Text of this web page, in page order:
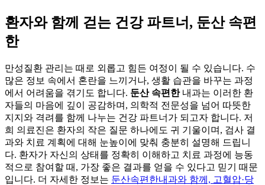
환자와 함께 걷는 건강 파트너, 둔산 속편
한
만성질환 관리는 때로 외롭고 힘든 여정이 될 수 있습니다. 수
많은 정보 속에서 혼란을 느끼거나, 생활 습관을 바꾸는 과정
에서 어려움을 겪기도 합니다. 둔산 속편한내과는 이러한 환
자들의 마음에 깊이 공감하며, 의학적 전문성을 넘어 따뜻한
지지와 격려를 함께 나누는 건강 파트너가 되고자 합니다. 저
희 의료진은 환자의 작은 질문 하나에도 귀 기울이며, 검사 결
과와 치료 계획에 대해 눈높이에 맞춰 충분히 설명해 드립니
다. 환자가 자신의 상태를 정확히 이해하고 치료 과정에 능동
적으로 참여할 때, 가장 좋은 결과를 얻을 수 있다고 믿기 때문
입니다. 더 자세한 정보는 둔산속편한내과와 함께, 고혈압·당